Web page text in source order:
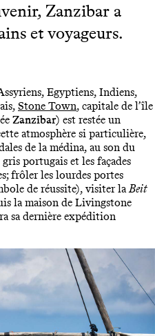
Zanzibar a
et voyageurs.
Egyptiens, Indiens,
Stone Town, capitale de l’île
Zanzibar) est restée un
atmosphère si particulière,
de la médina, au son du
portugais et les façades
frôler les lourdes portes
de réussite), visiter laBeit
la maison de Livingstone
sa dernière expédition